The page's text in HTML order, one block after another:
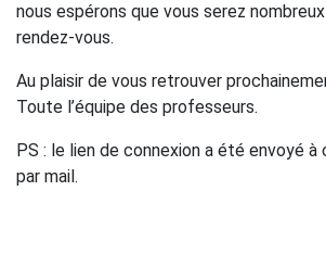
nous espérons que vous serez
rendez-vous.
Au plaisir de vous retrouver
Toute l’équipe des professeurs.
PS : le lien de connexion a été envoyé à
par mail.